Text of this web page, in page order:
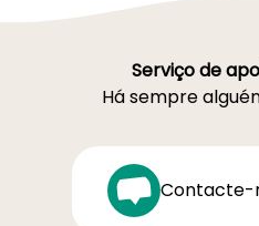
Serviço de
Há sempre
Contacte-